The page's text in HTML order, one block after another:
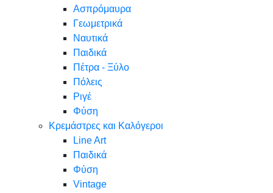
Ασπρόμαυρα
Γεωμετρικά
Ναυτικά
Παιδικά
Πέτρα - Ξύλο
Πόλεις
Ριγέ
Φύση
Κρεμάστρες και Καλόγεροι
Line Art
Παιδικά
Φύση
Vintage